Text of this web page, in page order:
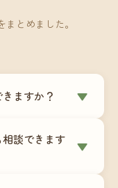
とめました。
ますか？ ▼
ったオンラインで
を問わずサポー
談できます
▼